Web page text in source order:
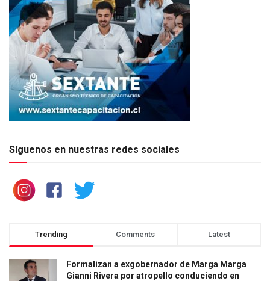
Síguenos en nuestras redes sociales
Trending Comments Latest
Formalizan a exgobernador de Marga Marga
Gianni Rivera por atropello conduciendo en